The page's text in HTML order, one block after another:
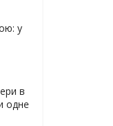
у
в
одне